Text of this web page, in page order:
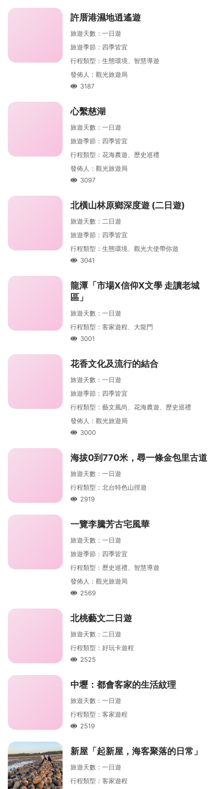
許厝港濕地逍遙遊
旅遊天數 ： 一日遊
旅遊季節 ： 四季皆宜
行程類型 ： 生態環境、智慧導遊
發佈人 ： 觀光旅遊局
人氣3187
心繫慈湖
旅遊天數 ： 一日遊
旅遊季節 ： 四季皆宜
行程類型 ： 花海農遊、歷史巡禮
發佈人 ： 觀光旅遊局
人氣3097
北橫山林原鄉深度遊 (二日遊)
旅遊天數 ： 二 日遊
旅遊季節 ： 四季皆宜
行程類型 ： 生態環境、觀光大使帶你遊
人氣3041
龍潭「市場X信仰X文學 走讀老城
區」
旅遊天數 ： 一日遊
行程類型 ： 客家遊程、大龍門
人氣3001
花香文化及流行的結合
旅遊天數 ： 一日遊
旅遊季節 ： 四季皆宜
行程類型 ： 藝文風尚、花海農遊、歷史巡禮
發佈人 ： 觀光旅遊局
人氣3000
海拔0到770米，尋一條金包里古道
旅遊天數 ： 一日遊
行程類型 ： 北台特色山徑遊
人氣2919
一覽李騰芳古宅風華
旅遊天數 ： 一日遊
旅遊季節 ： 四季皆宜
行程類型 ： 歷史巡禮、智慧導遊
發佈人 ： 觀光旅遊局
人氣2569
北桃藝文二日遊
旅遊天數 ： 二 日遊
行程類型 ： 好玩卡遊程
人氣2525
中壢：都會客家的生活紋理
旅遊天數 ： 一日遊
行程類型 ： 客家遊程
人氣2519
新屋「起新屋，海客聚落的日常」
旅遊天數 ： 一日遊
行程類型 ： 客家遊程